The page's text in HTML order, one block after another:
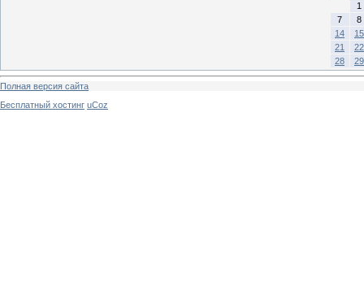
1
7
8
14
15
21
22
28
29
Полная версия сайта
Бесплатный хостинг uCoz